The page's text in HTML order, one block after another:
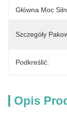
Główna Moc
Szczegóły
Podkreślić:
Opis